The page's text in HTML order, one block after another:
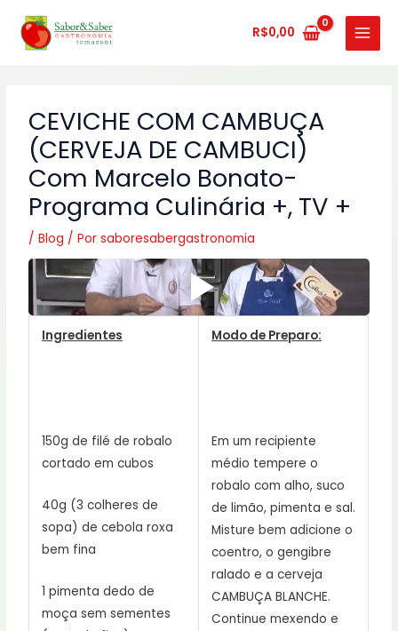
para
R$0,00
MAIN
MENU
CEVICHE COM CAMBUÇA
(CERVEJA DE CAMBUCI)
Com Marcelo Bonato-
Programa Culinária +, TV +
/Blog / Porsaboresabergastronomia
Ingredientes
150g de filé de robalo
cortado em cubos
40g (3 colheres de
sopa) de cebola roxa
bem fina
1 pimenta dedo de
moça sem sementes
Modo de Preparo:
Em um recipiente
médio tempere o
robalo com alho, suco
de limão, pimenta e sal.
Misture bem adicione o
coentro, o gengibre
ralado e a cerveja
CAMBUÇA BLANCHE.
Continue mexendo e